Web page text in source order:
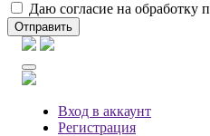
Даю согласие на обработку
Отправить
Вход в аккаунт
Регистрация